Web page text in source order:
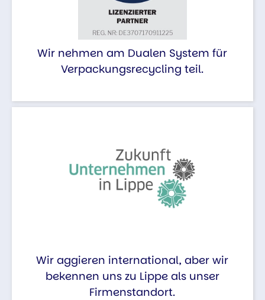
Wir nehmen am Dualen System für
Verpackungsrecycling teil.
Wir aggieren international, aber wir
bekennen uns zu Lippe als unser
Firmenstandort.